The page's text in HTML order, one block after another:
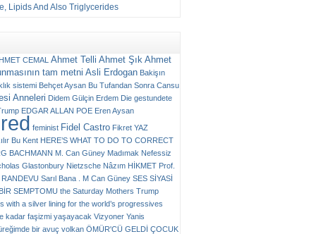
Lipids And Also Triglycerides
CEMAL Ahmet Telli Ahmet Şık Ahmet
tam metni Asli Erdogan Bakişın
sistemi Behçet Aysan Bu Tufandan Sonra Cansu
Anneleri Didem Gülçin Erdem Die gestundete
EDGAR ALLAN POE Eren Aysan
feminist Fidel Castro Fikret YAZ
Bu Kent HERE’S WHAT TO DO TO CORRECT
BACHMANN M. Can Güney Madımak Nefessiz
Glastonbury Nietzsche Nâzım HİKMET Prof.
RANDEVU Sarıl Bana . M Can Güney SES SİYASİ
SEMPTOMU the Saturday Mothers Trump
with a silver lining for the world’s progressives
kadar faşizmi yaşayacak Vizyoner Yanis
bir avuç volkan ÖMÜR'CÜ GELDİ ÇOCUK